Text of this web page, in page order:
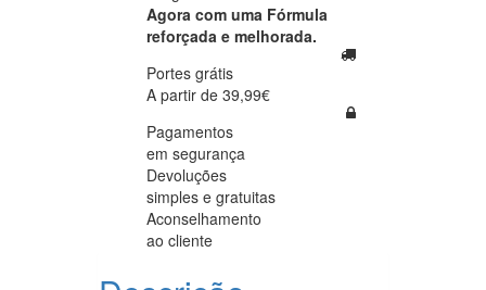
Agora com uma Fórmula
reforçada e melhorada.
Portes grátis
A partir de 39,99€
Pagamentos
em segurança
Devoluções
simples e gratuitas
Aconselhamento
ao cliente